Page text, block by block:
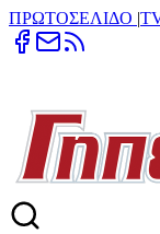
ΠΡΩΤΟΣΕΛΙΔΟ |